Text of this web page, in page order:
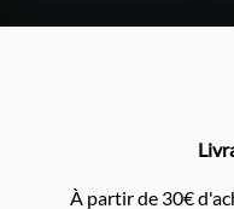
À partir de 30€